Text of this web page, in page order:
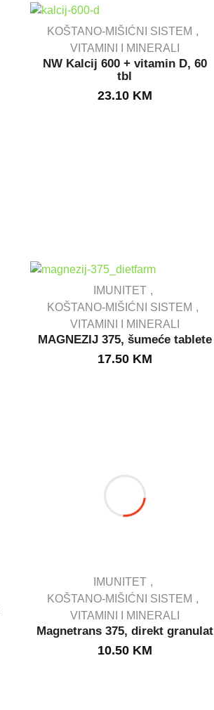
IN STOCK
KOŠTANO-MIŠIĆNI SISTEM
VITAMINI I MINERALI
NW Kalcij 600 + vitamin D, 60
tbl
23.10 KM
IN STOCK
IMUNITET
KOŠTANO-MIŠIĆNI SISTEM
VITAMINI I MINERALI
MAGNEZIJ 375, šumeće tablete
17.50 KM
IN STOCK
IMUNITET
KOŠTANO-MIŠIĆNI SISTEM
VITAMINI I MINERALI
Magnetrans 375, direkt granulat
10.50 KM